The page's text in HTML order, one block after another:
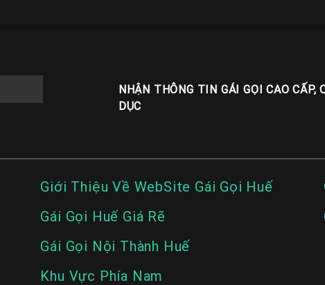
NHẬN THÔNG TIN GÁI GỌI CAO
DỤC
Giới Thiệu Về WebSite Gái Gọi Huế
Gái Gọi Huế Giá Rẽ
Gái Gọi Nội Thành Huế
Khu Vực Phía Nam